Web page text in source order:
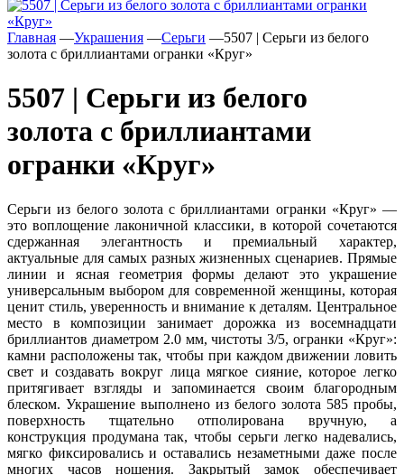
Главная —Украшения —Серьги —5507 | Серьги из белого
золота с бриллиантами огранки «Круг»
5507 | Серьги из белого
золота с бриллиантами
огранки «Круг»
Серьги из белого золота с бриллиантами огранки «Круг» —
это воплощение лаконичной классики, в которой сочетаются
сдержанная элегантность и премиальный характер,
актуальные для самых разных жизненных сценариев. Прямые
линии и ясная геометрия формы делают это украшение
универсальным выбором для современной женщины, которая
ценит стиль, уверенность и внимание к деталям. Центральное
место в композиции занимает дорожка из восемнадцати
бриллиантов диаметром 2.0 мм, чистоты 3/5, огранки «Круг»:
камни расположены так, чтобы при каждом движении ловить
свет и создавать вокруг лица мягкое сияние, которое легко
притягивает взгляды и запоминается своим благородным
блеском. Украшение выполнено из белого золота 585 пробы,
поверхность тщательно отполирована вручную, а
конструкция продумана так, чтобы серьги легко надевались,
мягко фиксировались и оставались незаметными даже после
многих часов ношения. Закрытый замок обеспечивает